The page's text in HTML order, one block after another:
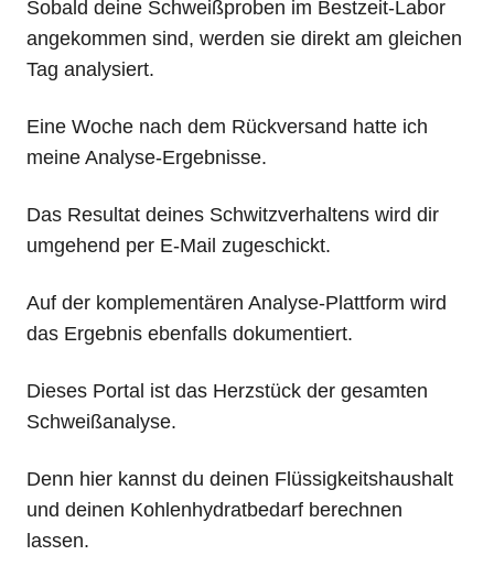
Sobald deine Schweißproben im Bestzeit-Labor
angekommen sind, werden sie direkt am gleichen
Tag analysiert.
Eine Woche nach dem Rückversand hatte ich
meine Analyse-Ergebnisse.
Das Resultat deines Schwitzverhaltens wird dir
umgehend per E-Mail zugeschickt.
Auf der komplementären Analyse-Plattform wird
das Ergebnis ebenfalls dokumentiert.
Dieses Portal ist das Herzstück der gesamten
Schweißanalyse.
Denn hier kannst du deinen Flüssigkeitshaushalt
und deinen Kohlenhydratbedarf berechnen
lassen.